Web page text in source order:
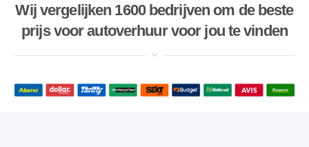
Wij vergelijken 1600 bedrijven om de beste
prijs voor autoverhuur voor jou te vinden